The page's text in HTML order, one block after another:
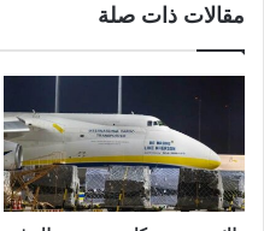
مقالات ذات صلة